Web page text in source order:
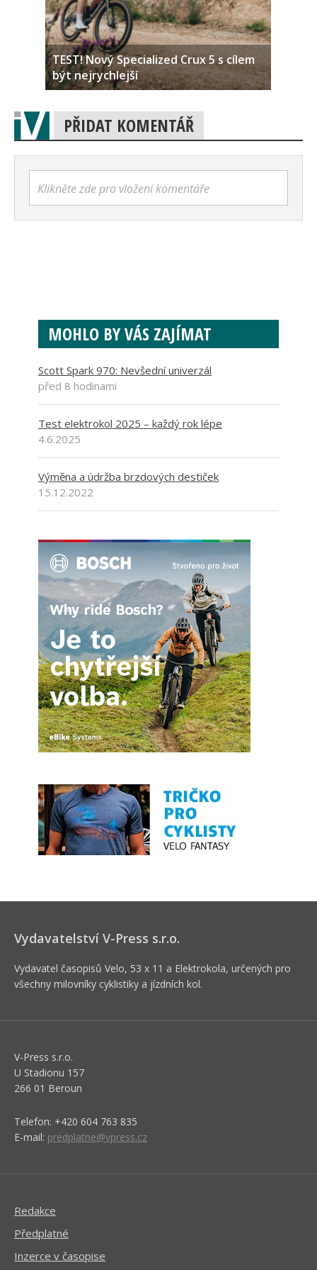
TEST! Nový Specialized Crux 5 s cílem
být nejrychlejší
PŘIDAT KOMENTÁŘ
Klikněte zde pro vložení komentáře
MOHLO BY VÁS ZAJÍMAT
Scott Spark 970: Nevšední univerzál
před 8 hodinami
Test elektrokol 2025 – každý rok lépe
4.6.2025
Výměna a údržba brzdových destiček
15.12.2022
Vydavatelství V-Press s.r.o.
Vydavatel časopisů Velo, 53 x 11 a Elektrokola, určených pro
všechny milovníky cyklistiky a jízdních kol.
V-Press s.r.o.
U Stadionu 157
266 01 Beroun
Telefon: +420 604 763 835
E-mail: predplatne@vpress.cz
Redakce
Předplatné
Inzerce v časopise